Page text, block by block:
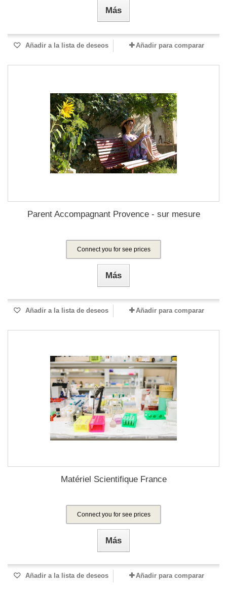
Más
Añadir a la lista de deseos Añadir para comparar
Parent Accompagnant Provence - sur mesure
Connect you for see prices
Más
Añadir a la lista de deseos Añadir para comparar
Matériel Scientifique France
Connect you for see prices
Más
Añadir a la lista de deseos Añadir para comparar